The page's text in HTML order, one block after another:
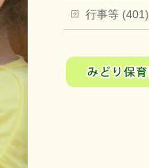
行事等 (401)